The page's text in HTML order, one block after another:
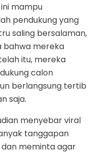
mampu
pendukung yang
saling bersalaman,
bahwa mereka
itu, mereka
calon
berlangsung tertib
saja.
menyebar viral
tanggapan
meminta agar